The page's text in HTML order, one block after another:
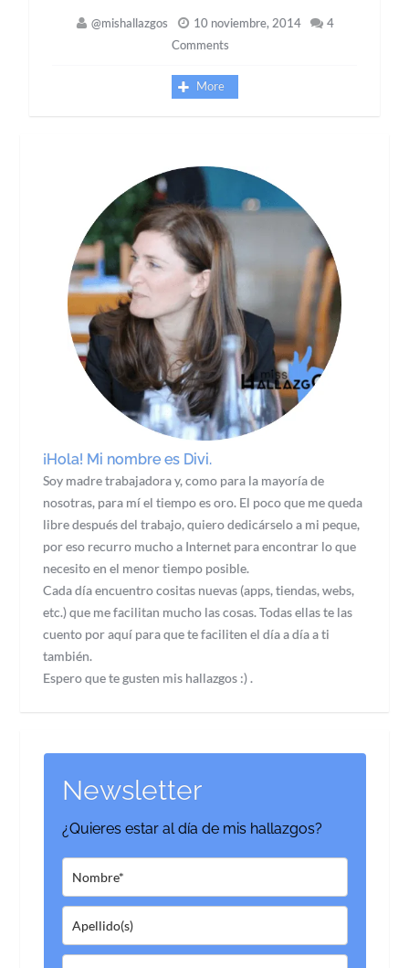
@mishallazgos 10 noviembre, 2014
4
Comments
More
¡Hola! Mi nombre es Divi.
Soy madre trabajadora y, como para la mayoría de
nosotras, para mí el tiempo es oro. El poco que me queda
libre después del trabajo, quiero dedicárselo a mi peque,
por eso recurro mucho a Internet para encontrar lo que
necesito en el menor tiempo posible.
Cada día encuentro cositas nuevas (apps, tiendas, webs,
etc.) que me facilitan mucho las cosas. Todas ellas te las
cuento por aquí para que te faciliten el día a día a ti
también.
Espero que te gusten mis hallazgos :) .
Newsletter
¿Quieres estar al día de mis hallazgos?